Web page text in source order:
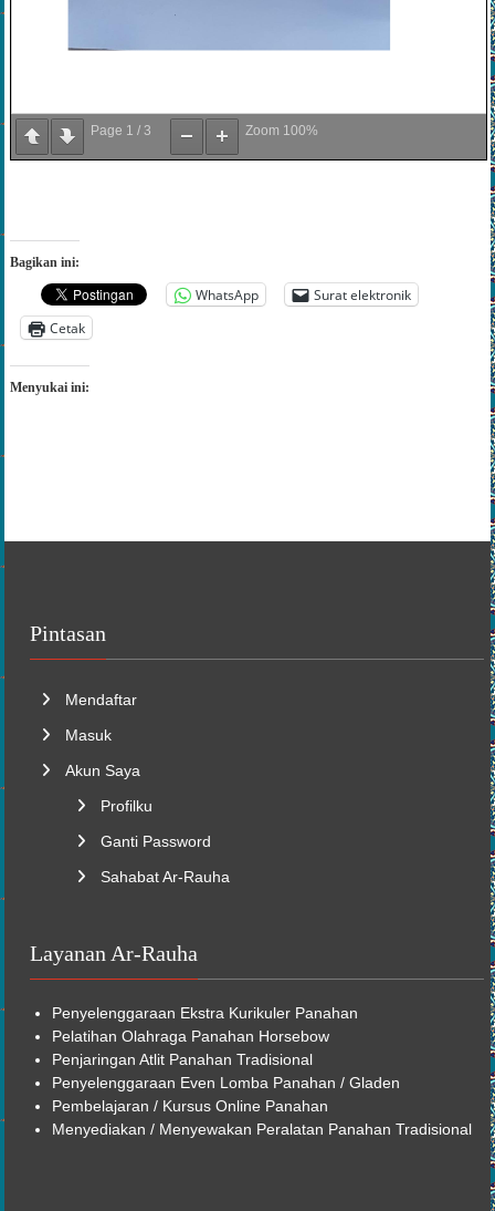
Page 1 / 3 Zoom 100%
Bagikan ini:
WhatsApp
Surat elektronik
Cetak
Menyukai ini:
Pintasan
Mendaftar
Masuk
Akun Saya
Profilku
Ganti Password
Sahabat Ar-Rauha
Layanan Ar-Rauha
Penyelenggaraan Ekstra Kurikuler Panahan
Pelatihan Olahraga Panahan Horsebow
Penjaringan Atlit Panahan Tradisional
Penyelenggaraan Even Lomba Panahan / Gladen
Pembelajaran / Kursus Online Panahan
Menyediakan / Menyewakan Peralatan Panahan Tradisional